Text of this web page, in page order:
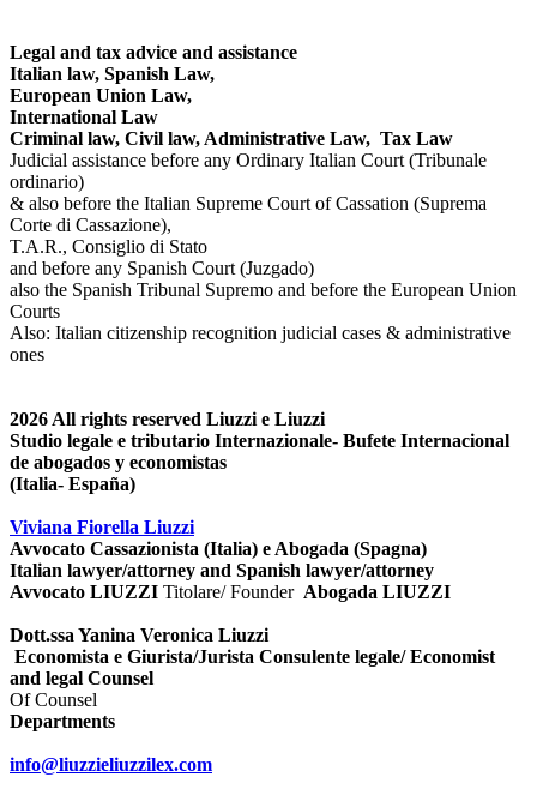
Legal and tax advice and assistance
Italian law, Spanish Law,
European Union Law,
International Law
Criminal law, Civil law, Administrative Law, Tax Law
Judicial assistance before any Ordinary Italian Court (Tribunale
ordinario)
& also before the Italian Supreme Court of Cassation (Suprema
Corte di Cassazione),
T.A.R., Consiglio di Stato
and before any Spanish Court (Juzgado)
also the Spanish Tribunal Supremo and before the European Union
Courts
Also: Italian citizenship recognition judicial cases & administrative
ones
2026 All rights reserved Liuzzi e Liuzzi
Studio legale e tributario Internazionale- Bufete Internacional
de abogados y economistas
(Italia- España)
Viviana Fiorella Liuzzi
Avvocato Cassazionista (Italia) e Abogada (Spagna)
Italian lawyer/attorney and Spanish lawyer/attorney
Avvocato LIUZZI Titolare/ Founder Abogada LIUZZI
Dott.ssa Yanina Veronica Liuzzi
Economista e Giurista/Jurista Consulente legale/ Economist
and legal Counsel
Of Counsel
Departments
info@liuzzieliuzzilex.com